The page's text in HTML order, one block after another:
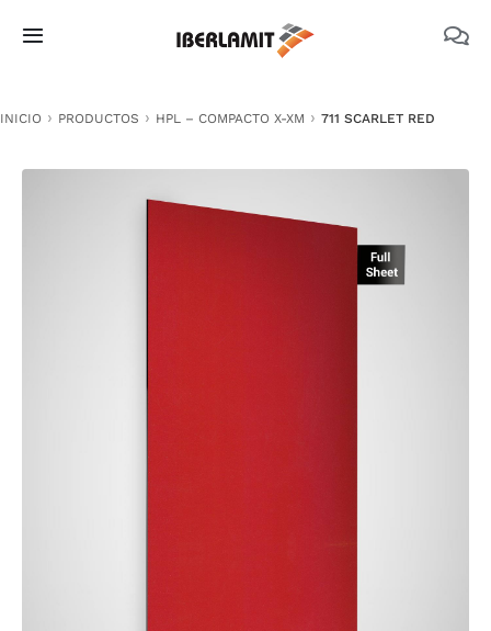
Toggle
NOSOTROS
INICIO PRODUCTOS HPL – COMPACTO X-XM 711 SCARLET RED